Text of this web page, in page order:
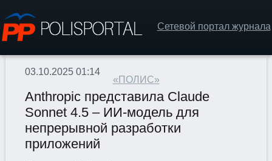
Сетевой портал журнала
«ПОЛИС»
03.10.2025 01:14
Anthropic представила Claude
Sonnet 4.5 – ИИ-модель для
непрерывной разработки
приложений